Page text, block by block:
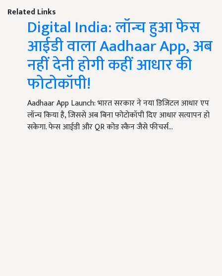
Related Links
Digital India: लॉन्च हुआ फेस
आईडी वाला Aadhaar App, अब
नहीं देनी होगी कहीं आधार की
फोटोकॉपी!
Aadhaar App Launch: भारत सरकार ने नया डिजिटल आधार एप
लॉन्च किया है, जिससे अब बिना फोटोकॉपी दिए आधार सत्यापन हो
सकेगा. फेस आईडी और QR कोड स्कैन जैसे फीचर्स…